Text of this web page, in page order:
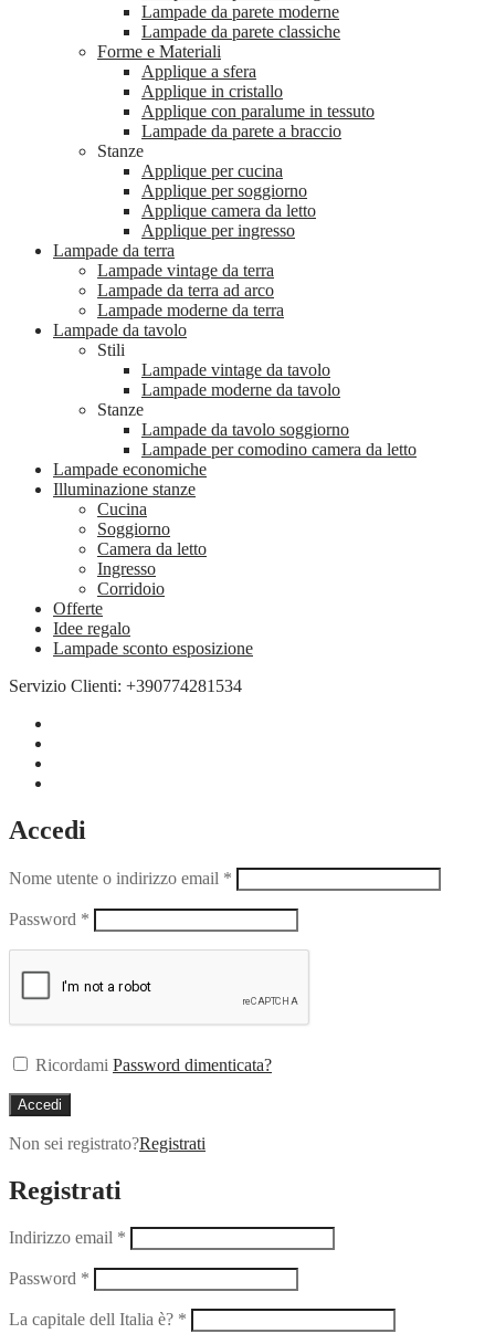
Lampade da parete moderne
Lampade da parete classiche
Forme e Materiali
Applique a sfera
Applique in cristallo
Applique con paralume in tessuto
Lampade da parete a braccio
Stanze
Applique per cucina
Applique per soggiorno
Applique camera da letto
Applique per ingresso
Lampade da terra
Lampade vintage da terra
Lampade da terra ad arco
Lampade moderne da terra
Lampade da tavolo
Stili
Lampade vintage da tavolo
Lampade moderne da tavolo
Stanze
Lampade da tavolo soggiorno
Lampade per comodino camera da letto
Lampade economiche
Illuminazione stanze
Cucina
Soggiorno
Camera da letto
Ingresso
Corridoio
Offerte
Idee regalo
Lampade sconto esposizione
Servizio Clienti: +390774281534
Accedi
Nome utente o indirizzo email *
Password *
Ricordami Password dimenticata?
Accedi
Non sei registrato?Registrati
Registrati
Indirizzo email *
Password *
La capitale dell Italia è? *